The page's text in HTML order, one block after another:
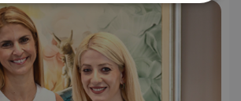
απαραίτητα
Απόδοσης
Λειτουργικότητας
Μη ταξινομημένα